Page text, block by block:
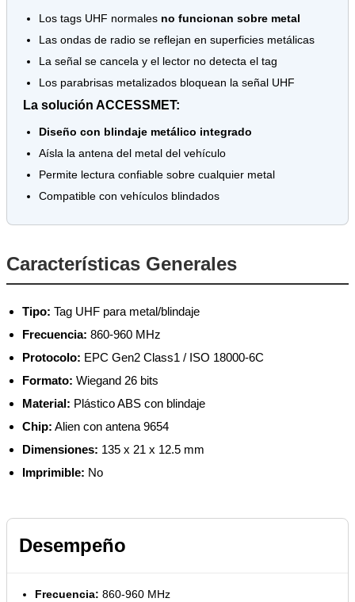
Los tags UHF normales no funcionan sobre metal
Las ondas de radio se reflejan en superficies metálicas
La señal se cancela y el lector no detecta el tag
Los parabrisas metalizados bloquean la señal UHF
La solución ACCESSMET:
Diseño con blindaje metálico integrado
Aísla la antena del metal del vehículo
Permite lectura confiable sobre cualquier metal
Compatible con vehículos blindados
Características Generales
Tipo: Tag UHF para metal/blindaje
Frecuencia: 860-960 MHz
Protocolo: EPC Gen2 Class1 / ISO 18000-6C
Formato: Wiegand 26 bits
Material: Plástico ABS con blindaje
Chip: Alien con antena 9654
Dimensiones: 135 x 21 x 12.5 mm
Imprimible: No
Desempeño
Frecuencia: 860-960 MHz